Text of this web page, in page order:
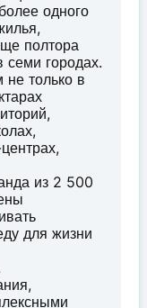
одного
полтора
семи городах.
только в
из 2 500
для жизни